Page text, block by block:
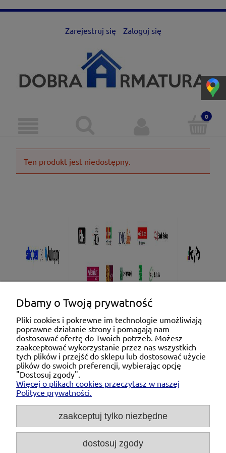
Zarejestruj się Zaloguj się
Ten produkt jest niedostępny.
Pomoc
Moje konto
Płatności i dostawa
O nas
Michał Niedźwiecki Dobra Armatura, ul. Krakowska
Dbamy o Twoją prywatność
Pliki cookies i pokrewne im technologie umożliwiają
poprawne działanie strony i pomagają nam
dostosować ofertę do Twoich potrzeb. Możesz
zaakceptować wykorzystanie przez nas wszystkich
tych plików i przejść do sklepu lub dostosować użycie
plików do swoich preferencji, wybierając opcję
"Dostosuj zgody".
Więcej o plikach cookies przeczytasz w naszej
Polityce prywatności.
zaakceptuj tylko niezbędne
dostosuj zgody